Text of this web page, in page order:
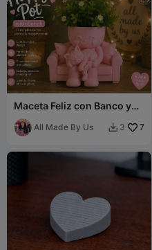
Maceta Feliz con Banco y
Lindo Gato Durmiendo
All Made By Us  3 7